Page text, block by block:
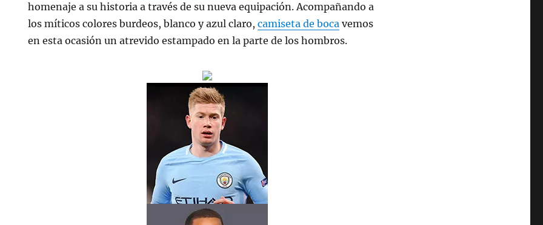
homenaje a su historia a través de su nueva equipación. Acompañando a
los míticos colores burdeos, blanco y azul claro,camiseta de boca vemos
en esta ocasión un atrevido estampado en la parte de los hombros.